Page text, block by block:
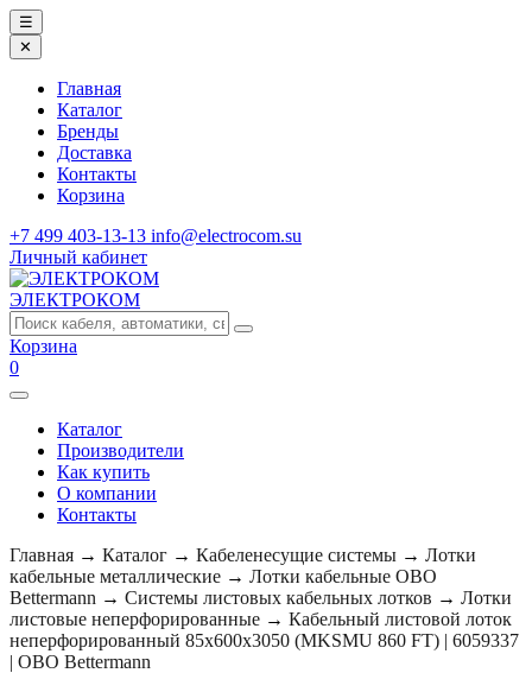
☰
✕
Главная
Каталог
Бренды
Доставка
Контакты
Корзина
+7 499 403-13-13 info@electrocom.su
Личный кабинет
ЭЛЕКТРОКОМ
Корзина
0
Каталог
Производители
Как купить
О компании
Контакты
Главная → Каталог → Кабеленесущие системы → Лотки
кабельные металлические → Лотки кабельные OBO
Bettermann → Системы листовых кабельных лотков → Лотки
листовые неперфорированные → Кабельный листовой лоток
неперфорированный 85x600x3050 (MKSMU 860 FT) | 6059337
| OBO Bettermann